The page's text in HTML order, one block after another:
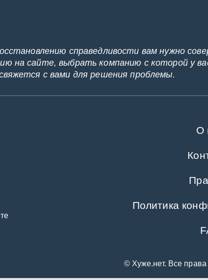
справедливости вам нужно
на сайте, выбрать компанию с которой у
с вами для решения проблемы.
О
Политика
© Хуже.нет. Все